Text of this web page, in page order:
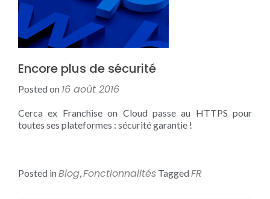
Encore plus de sécurité
Posted on 16 août 2016
Cerca ex Franchise on Cloud passe au HTTPS pour
toutes ses plateformes : sécurité garantie !
Posted inBlog,Fonctionnalités TaggedFR